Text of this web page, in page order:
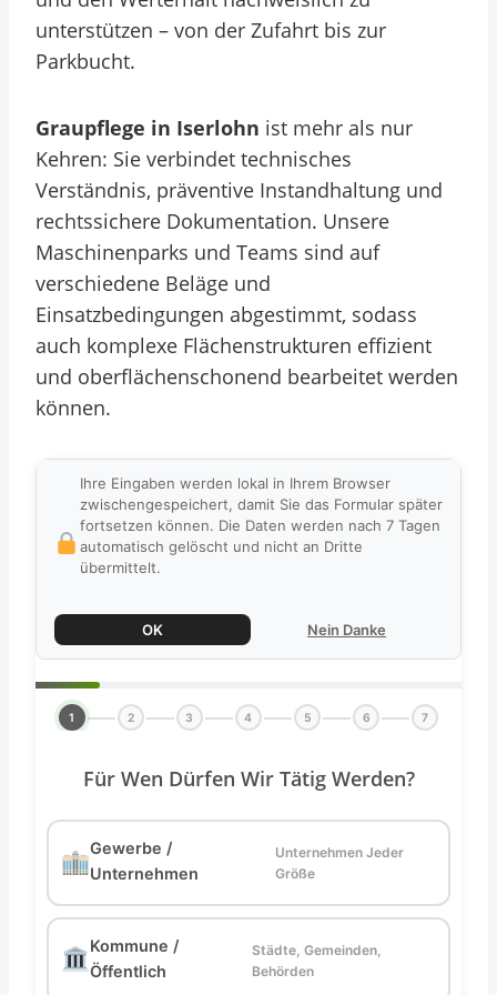
unterstützen – von der Zufahrt bis zur
Parkbucht.
Graupflege in Iserlohn ist mehr als nur
Kehren: Sie verbindet technisches
Verständnis, präventive Instandhaltung und
rechtssichere Dokumentation. Unsere
Maschinenparks und Teams sind auf
verschiedene Beläge und
Einsatzbedingungen abgestimmt, sodass
auch komplexe Flächenstrukturen effizient
und oberflächenschonend bearbeitet werden
können.
Ihre Eingaben werden lokal in Ihrem Browser
zwischengespeichert, damit Sie das Formular später
fortsetzen können. Die Daten werden nach 7 Tagen
automatisch gelöscht und nicht an Dritte
übermittelt.
OK Nein Danke
1 2 3 4 5 6 7
Für Wen Dürfen Wir Tätig Werden?
Gewerbe /
Unternehmen
Unternehmen Jeder
Größe
Kommune /
Öffentlich
Städte, Gemeinden,
Behörden